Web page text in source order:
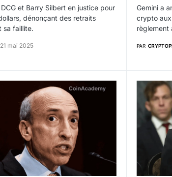
et Barry Silbert en justice pour
dénonçant des retraits
sa faillite.
21 mai 2025
Gemini a
crypto aux
règlement
PAR
77%, excluant DCG
de payer une amende de $21 millions pour